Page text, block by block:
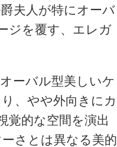
夫人が特にオーバ
ジを覆す、エレガ
ーバル型美しいケ
、やや外向きにカ
覚的な空間を演出
さとは異なる美的